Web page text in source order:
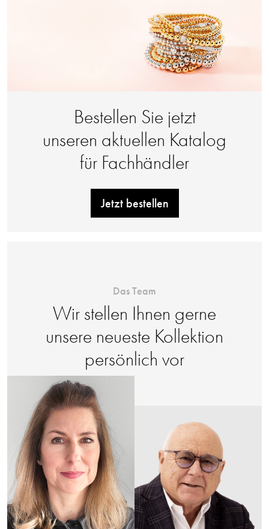
Bestellen Sie jetzt
unseren aktuellen Katalog
für Fachhändler
Jetzt bestellen
Das Team
Wir stellen Ihnen gerne
unsere neueste Kollektion
persönlich vor